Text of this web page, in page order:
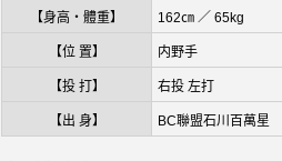
【身高・體重】 162㎝ ／ 65kg
【位 置】 内野手
【投 打】 右投 左打
【出 身】 BC聯盟石川百萬星